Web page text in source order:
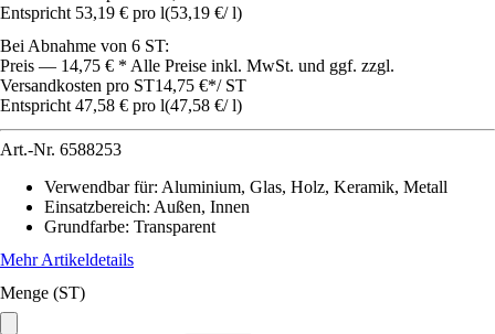
Entspricht 53,19 € pro l(53,19 €/ l)
Bei Abnahme von 6 ST:
Preis — 14,75 € * Alle Preise inkl. MwSt. und ggf. zzgl.
Versandkosten pro ST14,75 €*/ ST
Entspricht 47,58 € pro l(47,58 €/ l)
Art.-Nr. 6588253
Verwendbar für: Aluminium, Glas, Holz, Keramik, Metall
Einsatzbereich: Außen, Innen
Grundfarbe: Transparent
Mehr Artikeldetails
Menge (ST)